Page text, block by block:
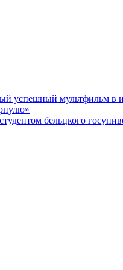
успешный мультфильм в
бельцкого